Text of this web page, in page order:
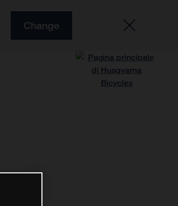
Change